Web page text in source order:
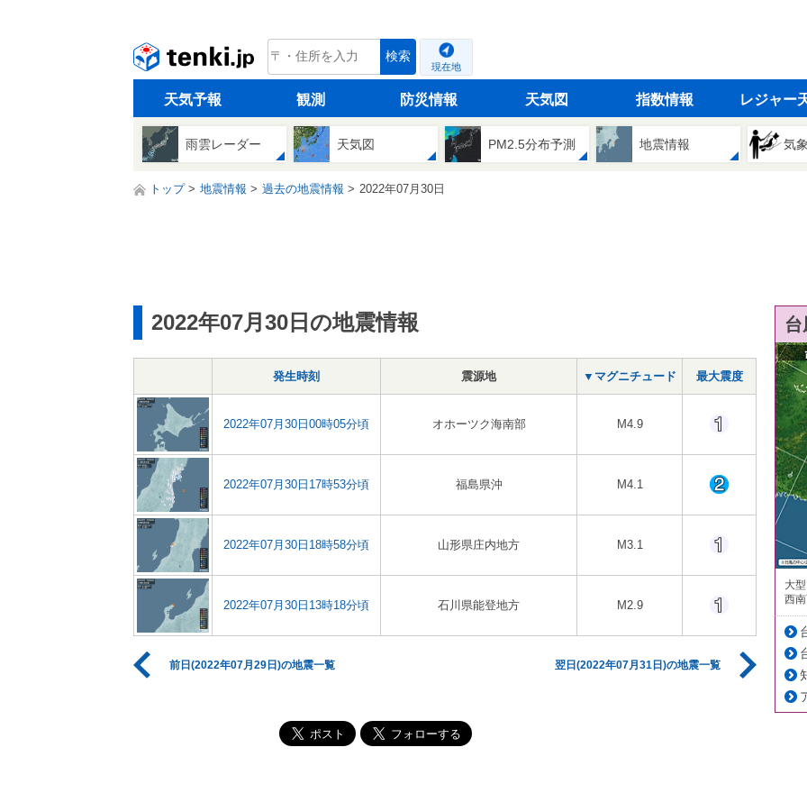
tenki.jp 検索
現在地
天気予報 観測 防災情報 天気図 指数情報 レジャー
雨雲レーダー 天気図 PM2.5分布予測 地震情報 気
トップ 地震情報 過去の地震情報 2022年07月30日
2022年07月30日の地震情報
発生時刻 震源地 ▼マグニチュード 最大震度
2022年07月30日00時05分頃 オホーツク海南部 M4.9
2022年07月30日17時53分頃 福島県沖 M4.1
2022年07月30日18時58分頃 山形県庄内地方 M3.1
2022年07月30日13時18分頃 石川県能登地方 M2.9
前日(2022年07月29日)の地震一覧 翌日(2022年07月31日)の地震一覧
大
西